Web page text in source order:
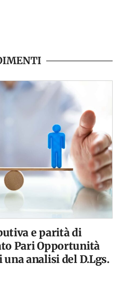
e parità di
Pari Opportunità
analisi del D.Lgs.